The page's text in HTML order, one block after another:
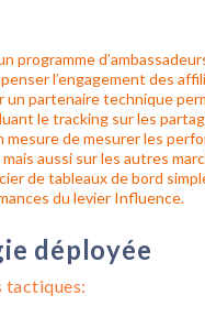
programme
l’engagement des
un partenaire technique
le tracking sur les
mesure de mesurer les
mais aussi sur les autres
de tableaux de bord
du levier Influence.
déployée